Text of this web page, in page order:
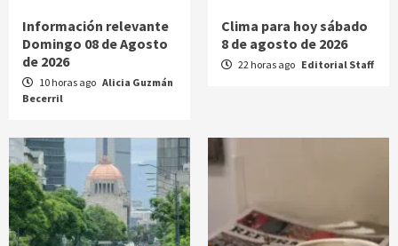
Información relevante
Domingo 08 de Agosto
de 2026
10 horas ago Alicia Guzmán
Becerril
Clima para hoy sábado
8 de agosto de 2026
22 horas ago Editorial Staff